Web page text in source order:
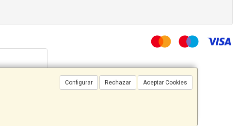
Configurar Rechazar Aceptar Cookies